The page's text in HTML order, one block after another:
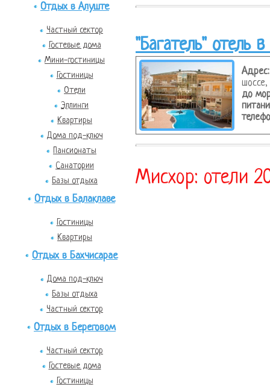
Отдых в Алуште
Частный сектор
Гостевые дома
Мини-гостиницы
Гостиницы
Отели
Эллинги
Квартиры
Дома под-ключ
Пансионаты
Санатории
Базы отдыха
Отдых в Балаклаве
Гостиницы
Квартиры
Отдых в Бахчисарае
Дома под-ключ
Базы отдыха
Частный сектор
Отдых в Береговом
Частный сектор
Гостевые дома
Гостиницы
"Багатель" отель
Адрес:
до
Мисхор: отели